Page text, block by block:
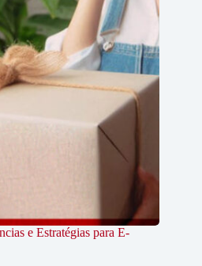
e Estratégias para E-